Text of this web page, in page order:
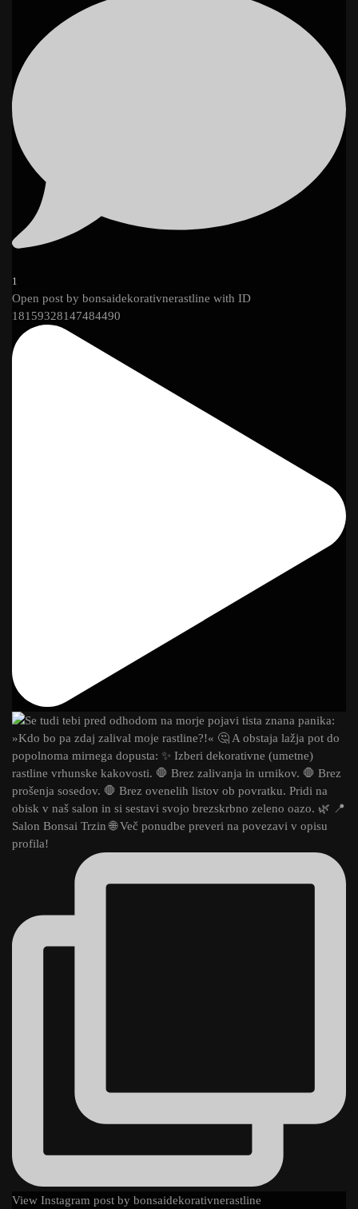
1
Open post by bonsaidekorativnerastline with ID
18159328147484490
View Instagram post by bonsaidekorativnerastline